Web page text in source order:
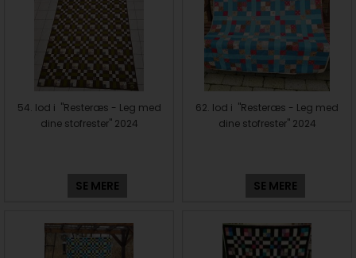
54. lod i "Resteræs - Leg med
dine stofrester" 2024
SE MERE
62. lod i "Resteræs - Leg med
dine stofrester" 2024
SE MERE